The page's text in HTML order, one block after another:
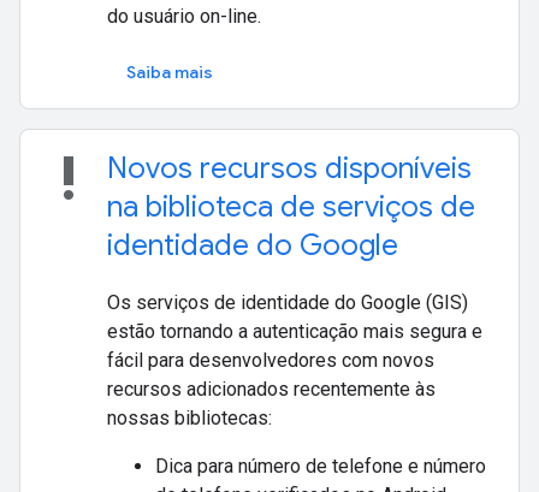
do usuário on-line.
Saiba mais
priority_high
Novos recursos disponíveis
na biblioteca de serviços de
identidade do Google
Os serviços de identidade do Google (GIS)
estão tornando a autenticação mais segura e
fácil para desenvolvedores com novos
recursos adicionados recentemente às
nossas bibliotecas:
Dica para número de telefone e número